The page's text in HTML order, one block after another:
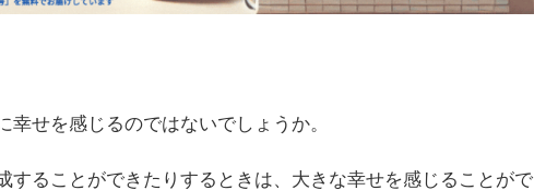
せを感じるのではないでしょうか。
することができたりするときは、大きな幸せを感じることがで